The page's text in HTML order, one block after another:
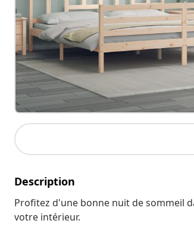
Description
Profitez d'une bonne nuit de sommeil
votre intérieur.